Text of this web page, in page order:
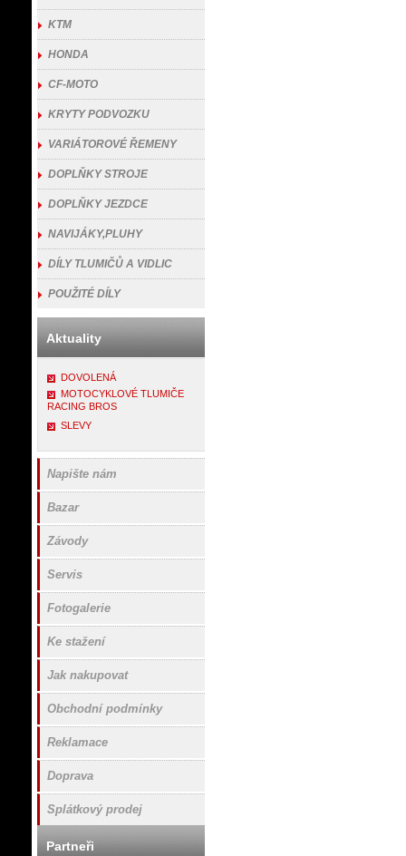
KTM
HONDA
CF-MOTO
KRYTY PODVOZKU
VARIÁTOROVÉ ŘEMENY
DOPLŇKY STROJE
DOPLŇKY JEZDCE
NAVIJÁKY,PLUHY
DÍLY TLUMIČŮ A VIDLIC
POUŽITÉ DÍLY
Aktuality
DOVOLENÁ
MOTOCYKLOVÉ TLUMIČE
RACING BROS
SLEVY
Napište nám
Bazar
Závody
Servis
Fotogalerie
Ke stažení
Jak nakupovat
Obchodní podmínky
Reklamace
Doprava
Splátkový prodej
Partneři